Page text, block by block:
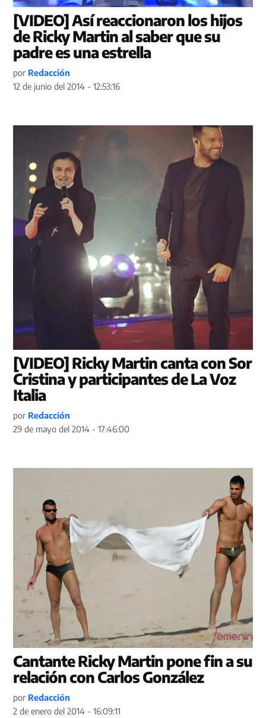
[VIDEO] Así reaccionaron los hijos
de Ricky Martin al saber que su
padre es una estrella
por Redacción
12 de junio del 2014 - 12:53:16
[VIDEO] Ricky Martin canta con Sor
Cristina y participantes de La Voz
Italia
por Redacción
29 de mayo del 2014 - 17:46:00
Cantante Ricky Martin pone fin a su
relación con Carlos González
por Redacción
2 de enero del 2014 - 16:09:11